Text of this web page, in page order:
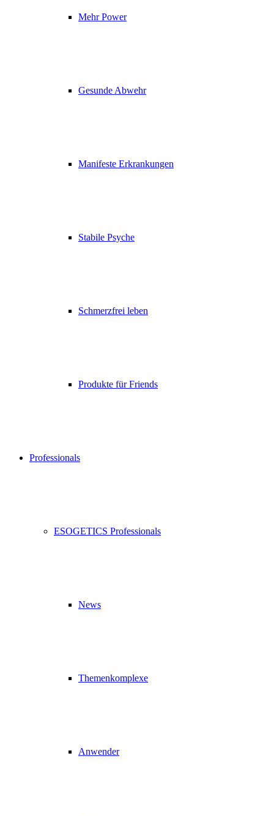
Mehr Power
Gesunde Abwehr
Manifeste Erkrankungen
Stabile Psyche
Schmerzfrei leben
Produkte für Friends
Professionals
ESOGETICS Professionals
News
Themenkomplexe
Anwender